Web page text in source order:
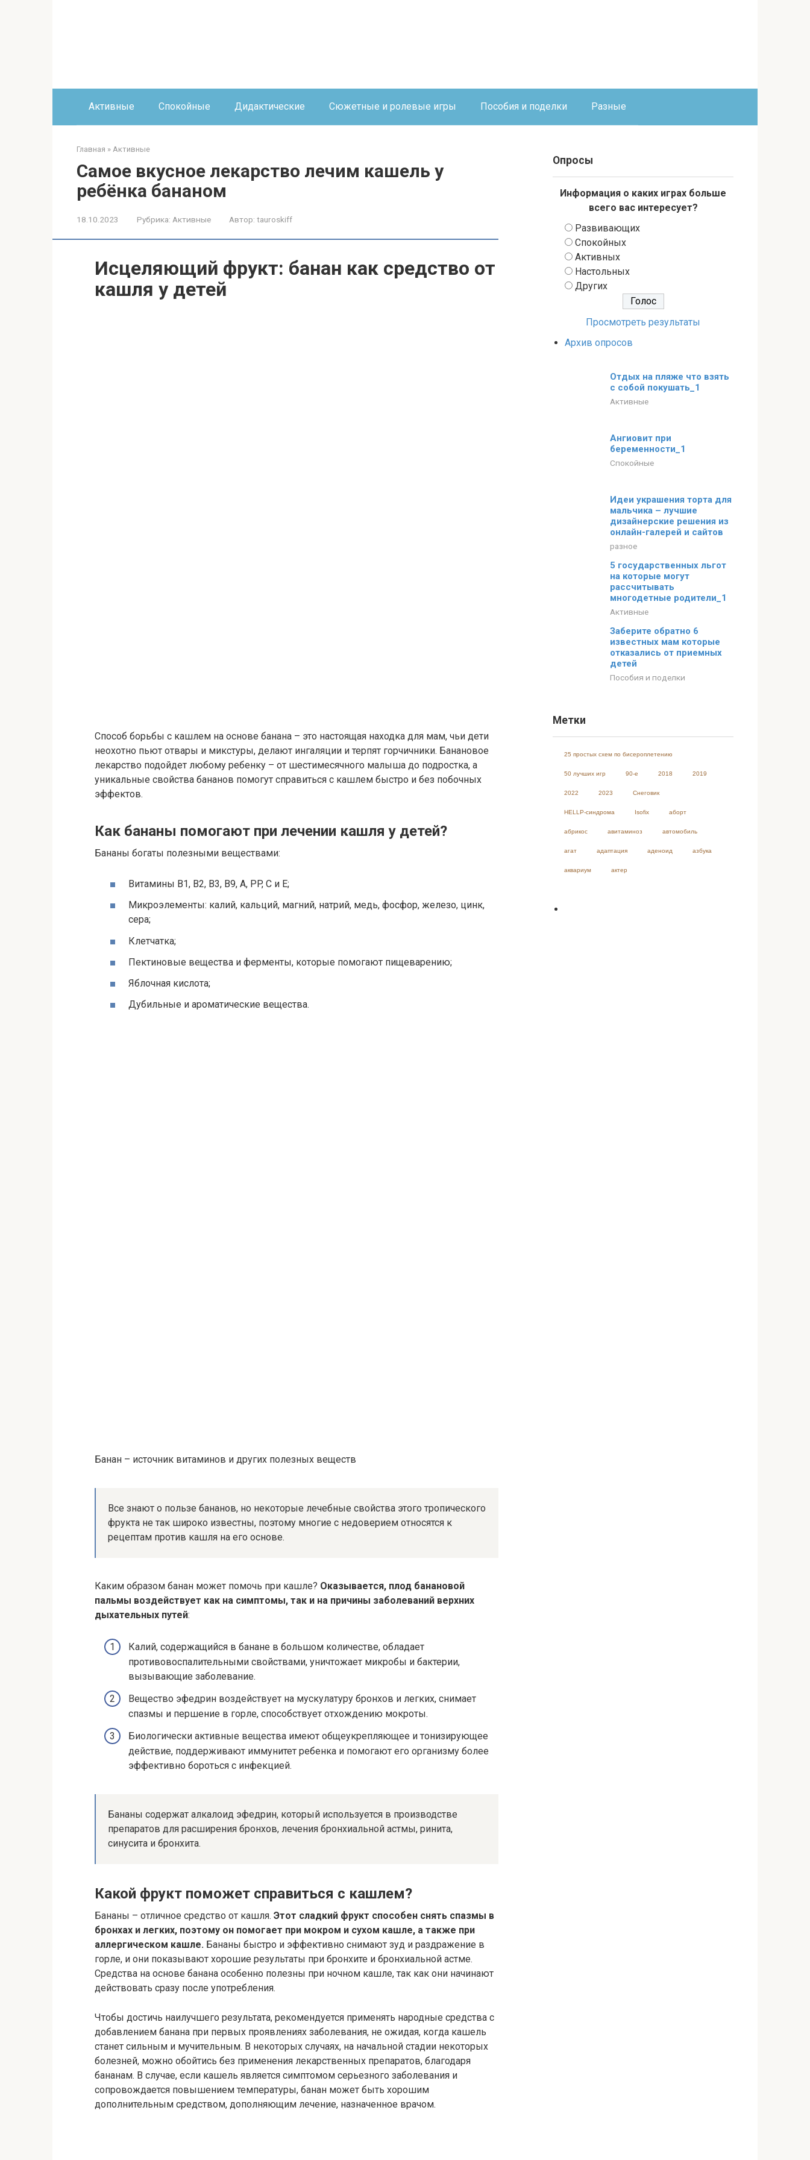
Активные Спокойные Дидактические Сюжетные и ролевые игры Пособия и поделки Разные
Главная » Активные
Самое вкусное лекарство лечим кашель у
ребёнка бананом
18.10.2023 Рубрика: Активные Автор: tauroskiff
Исцеляющий фрукт: банан как средство от
кашля у детей
Способ борьбы с кашлем на основе банана – это настоящая находка для мам, чьи дети
неохотно пьют отвары и микстуры, делают ингаляции и терпят горчичники. Банановое
лекарство подойдет любому ребенку – от шестимесячного малыша до подростка, а
уникальные свойства бананов помогут справиться с кашлем быстро и без побочных
эффектов.
Как бананы помогают при лечении кашля у детей?
Бананы богаты полезными веществами:
Витамины B1, B2, B3, B9, A, PP, C и E;
Микроэлементы: калий, кальций, магний, натрий, медь, фосфор, железо, цинк,
сера;
Клетчатка;
Пектиновые вещества и ферменты, которые помогают пищеварению;
Яблочная кислота;
Дубильные и ароматические вещества.
Банан – источник витаминов и других полезных веществ
Все знают о пользе бананов, но некоторые лечебные свойства этого тропического
фрукта не так широко известны, поэтому многие с недоверием относятся к
рецептам против кашля на его основе.
Каким образом банан может помочь при кашле? Оказывается, плод банановой
пальмы воздействует как на симптомы, так и на причины заболеваний верхних
дыхательных путей:
Калий, содержащийся в банане в большом количестве, обладает
противовоспалительными свойствами, уничтожает микробы и бактерии,
вызывающие заболевание.
Вещество эфедрин воздействует на мускулатуру бронхов и легких, снимает
спазмы и першение в горле, способствует отхождению мокроты.
Биологически активные вещества имеют общеукрепляющее и тонизирующее
действие, поддерживают иммунитет ребенка и помогают его организму более
эффективно бороться с инфекцией.
Бананы содержат алкалоид эфедрин, который используется в производстве
препаратов для расширения бронхов, лечения бронхиальной астмы, ринита,
синусита и бронхита.
Какой фрукт поможет справиться с кашлем?
Бананы – отличное средство от кашля. Этот сладкий фрукт способен снять спазмы в
бронхах и легких, поэтому он помогает при мокром и сухом кашле, а также при
аллергическом кашле. Бананы быстро и эффективно снимают зуд и раздражение в
горле, и они показывают хорошие результаты при бронхите и бронхиальной астме.
Средства на основе банана особенно полезны при ночном кашле, так как они начинают
действовать сразу после употребления.
Чтобы достичь наилучшего результата, рекомендуется применять народные средства с
добавлением банана при первых проявлениях заболевания, не ожидая, когда кашель
станет сильным и мучительным. В некоторых случаях, на начальной стадии некоторых
болезней, можно обойтись без применения лекарственных препаратов, благодаря
бананам. В случае, если кашель является симптомом серьезного заболевания и
сопровождается повышением температуры, банан может быть хорошим
дополнительным средством, дополняющим лечение, назначенное врачом.
Опросы
Информация о каких играх больше
всего вас интересует?
Развивающих
Спокойных
Активных
Настольных
Других
Просмотреть результаты
Архив опросов
Отдых на пляже что взять
с собой покушать_1
Активные
Ангиовит при
беременности_1
Спокойные
Идеи украшения торта для
мальчика – лучшие
дизайнерские решения из
онлайн-галерей и сайтов
разное
5 государственных льгот
на которые могут
рассчитывать
многодетные родители_1
Активные
Заберите обратно 6
известных мам которые
отказались от приемных
детей
Пособия и поделки
Метки
25 простых схем по бисероплетению
50 лучших игр 90-е 2018 2019
2022 2023 Cнеговик
HELLP-синдрома Isofix аборт
абрикос авитаминоз автомобиль
агат адаптация аденоид азбука
аквариум актер